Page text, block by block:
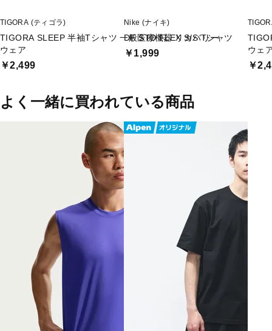
TIGORA (ティゴラ)
TIGORA SLEEP 半袖Tシャツ 一般医療機器 リカバリー
ウェア
￥2,499
Nike (ナイキ)
DF STD FLEX S/S Tシャツ
￥1,999
ウェ
￥
よく一緒に買われている商品